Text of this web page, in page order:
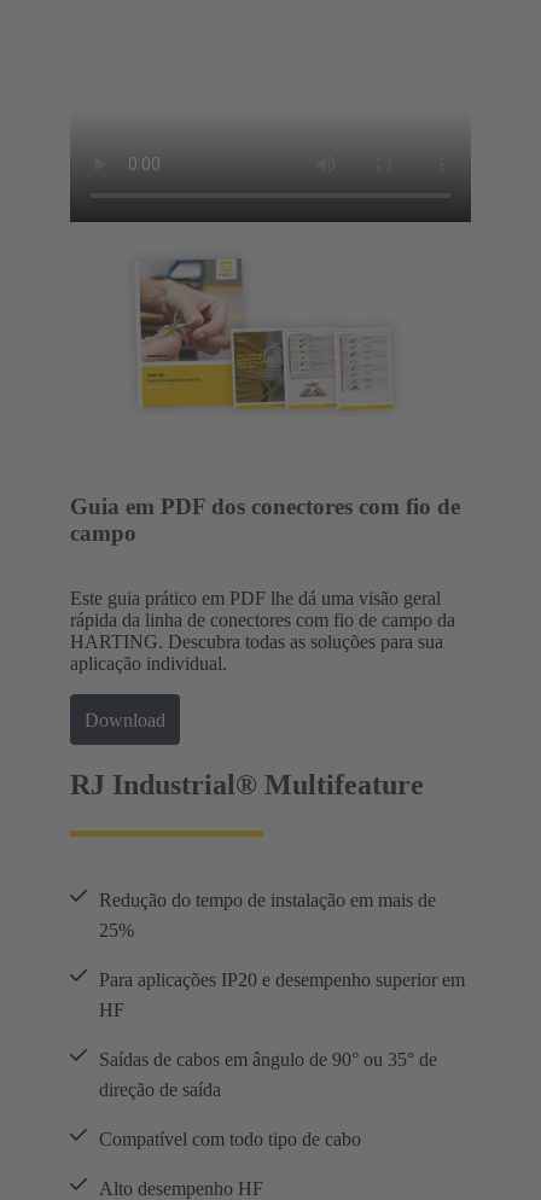
Guia em PDF dos conectores com fio de
campo
Este guia prático em PDF lhe dá uma visão geral
rápida da linha de conectores com fio de campo da
HARTING. Descubra todas as soluções para sua
aplicação individual.
Download
RJ Industrial® Multifeature
Redução do tempo de instalação em mais de
25%
Para aplicações IP20 e desempenho superior em
HF
Saídas de cabos em ângulo de 90° ou 35° de
direção de saída
Compatível com todo tipo de cabo
Alto desempenho HF